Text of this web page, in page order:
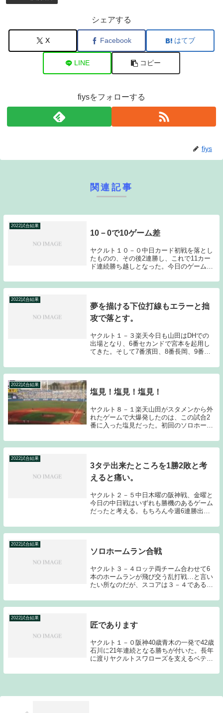
シェアする
X Facebook はてブ
LINE コピー
fiysをフォローする
fiys
関連記事
2022試合結果
10－0で10ゲーム差
ヤクルト１０－０中日カード初戦を落とし
たものの、その後2連勝し、これで11カー
ド連続勝ち越しとなった。今日のゲームは
ど序盤で試合を決め、１０－０の大勝とな
った。2位巨人とのゲーム差も10まで広げ
2022試合結果
夢を描ける下位打線もエラーと拙
攻で落とす。
ヤクルト１－３楽天今日も山田はDHでの
出場となり、6番セカンドで宮本を起用し
てきた。そして7番濱田、8番長岡、9番内
は、将来に夢を描けるオーダーとなった。
しかし結果としては、長岡と宮本のエラー
2022試合結果
塩見！塩見！塩見！
ヤクルト８－１楽天山田がスタメンから外
れたゲームで大爆発したのは、この試合2
番に入った塩見だった。初回のソロホーム
ホームランと3打席連続でホームランを放
つという離れ業で、試合の流れを掴んでみ
2022試合結果
3タテ出来たところを1勝2敗と考
えると痛い。
ヤクルト２－５中日木曜の阪神戦、金曜と
今日の中日戦はいずれも勝機のあるゲーム
だったと考える。もちろん今週6連勝出来
が、おそらくチーム状況が良ければ勝ち越
すことは出来ていたのではないだろうか？
2022試合結果
ソロホームラン合戦
ヤクルト３－４ロッテ両チーム合わせて6
本のホームランが飛び交う乱打戦…と言い
たい所なのだが、スコアは３－４である。
よる得点であり、最終的にはタイムリーヒ
ットの差でロッテが勝利するゲームとなっ
2022試合結果
匠であります
ヤクルト１－０阪神40歳青木の一発で42歳
石川に21年連続となる勝ちが付いた。長年
に渡りヤクルトスワローズを支えるベテラ
来ない。青木も石川も年齢を重ね、老いと